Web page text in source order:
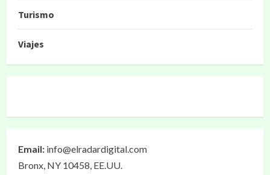
Turismo
Viajes
Email: info@elradardigital.com
Bronx, NY 10458, EE.UU.